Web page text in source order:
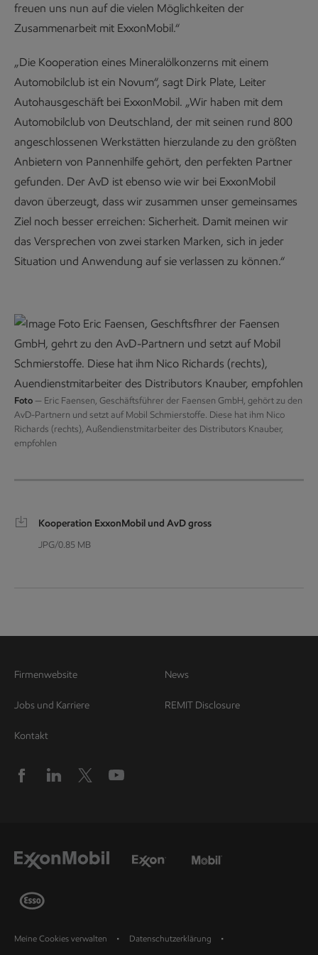
freuen uns nun auf die vielen Möglichkeiten der
Zusammenarbeit mit ExxonMobil.“
„Die Kooperation eines Mineralölkonzerns mit einem
Automobilclub ist ein Novum“, sagt Dirk Plate, Leiter
Autohausgeschäft bei ExxonMobil. „Wir haben mit dem
Automobilclub von Deutschland, der mit seinen rund 800
angeschlossenen Werkstätten hierzulande zu den größten
Anbietern von Pannenhilfe gehört, den perfekten Partner
gefunden. Der AvD ist ebenso wie wir bei ExxonMobil
davon überzeugt, dass wir zusammen unser gemeinsames
Ziel noch besser erreichen: Sicherheit. Damit meinen wir
das Versprechen von zwei starken Marken, sich in jeder
Situation und Anwendung auf sie verlassen zu können.“
Foto — Eric Faensen, Geschäftsführer der Faensen GmbH, gehört zu den
AvD-Partnern und setzt auf Mobil Schmierstoffe. Diese hat ihm Nico
Richards (rechts), Außendienstmitarbeiter des Distributors Knauber,
empfohlen
Kooperation ExxonMobil und AvD gross
JPG/0.85 MB
Firmenwebsite
Jobs und Karriere
Kontakt
News
REMIT Disclosure
Meine Cookies verwalten Datenschutzerklärung